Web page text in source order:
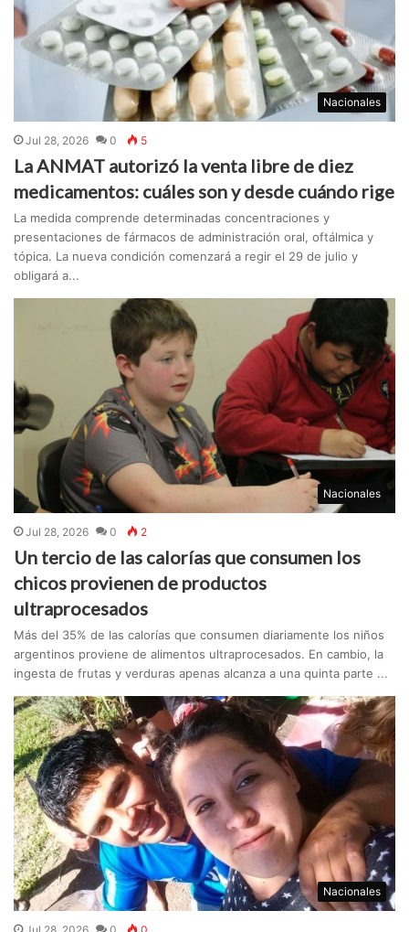
Nacionales
Jul 28, 2026 0 5
La ANMAT autorizó la venta libre de diez
medicamentos: cuáles son y desde cuándo rige
La medida comprende determinadas concentraciones y
presentaciones de fármacos de administración oral, oftálmica y
tópica. La nueva condición comenzará a regir el 29 de julio y
obligará a...
Nacionales
Jul 28, 2026 0 2
Un tercio de las calorías que consumen los
chicos provienen de productos
ultraprocesados
Más del 35% de las calorías que consumen diariamente los niños
argentinos proviene de alimentos ultraprocesados. En cambio, la
ingesta de frutas y verduras apenas alcanza a una quinta parte ...
Nacionales